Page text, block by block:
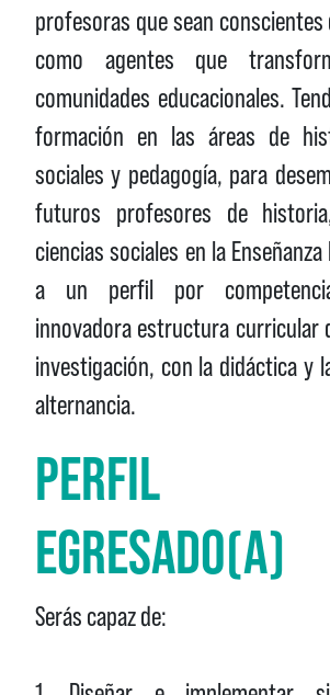
profesoras que sean
como agentes que
comunidades educacionales.
formación en las áreas de
sociales y pedagogía, para
futuros profesores de
ciencias sociales en la
a un perfil por
innovadora estructura curricular
investigación, con la didáctica y
alternancia.
PERFIL
EGRESADO(A)
Serás capaz de: